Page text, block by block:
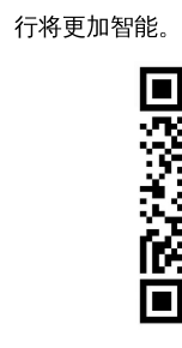
行将更加智能。